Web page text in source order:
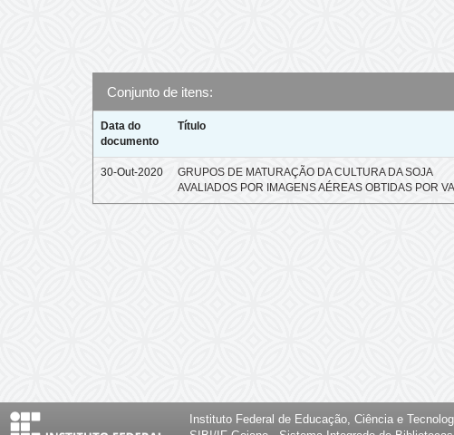
Conjunto de itens:
Data do
documento
Título
30-Out-2020
GRUPOS DE MATURAÇÃO DA CULTURA DA SOJA
AVALIADOS POR IMAGENS AÉREAS OBTIDAS POR
Instituto Federal de Educação, Ciência e